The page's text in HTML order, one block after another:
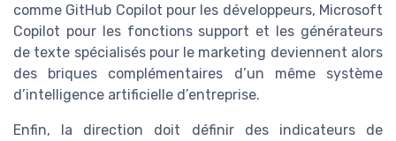
comme GitHub Copilot pour les développeurs, Microsoft
Copilot pour les fonctions support et les générateurs
de texte spécialisés pour le marketing deviennent alors
des briques complémentaires d’un même système
d’intelligence artificielle d’entreprise.
Enfin, la direction doit définir des indicateurs de